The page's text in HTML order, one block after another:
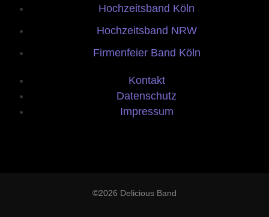
Hochzeitsband Köln
Hochzeitsband NRW
Firmenfeier Band Köln
Kontakt
Datenschutz
Impressum
©2026 Delicious Band